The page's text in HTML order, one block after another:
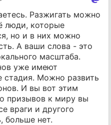
Разжигать можно
люди, которые
но и в них можно
А ваши слова - это
масштаба.
уже имеют
стадия. Можно развить
И вы вот этим
призывов к миру вы
враги и другого
больше нет.